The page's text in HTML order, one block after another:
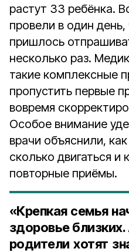
растут 33 ребёнка.
провели в один
пришлось
несколько раз.
такие комплексные
пропустить первые
вовремя
Особое внимание
врачи объяснили,
сколько двигаться и
повторные приёмы.
«Крепкая семья
здоровье
родители хотят